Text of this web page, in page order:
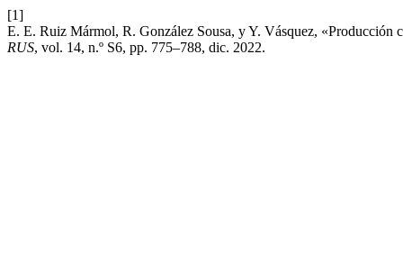
[1]
E. E. Ruiz Mármol, R. González Sousa, y Y. Vásquez, «Producción
RUS, vol. 14, n.º S6, pp. 775–788, dic. 2022.